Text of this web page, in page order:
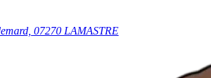
07270 LAMASTRE